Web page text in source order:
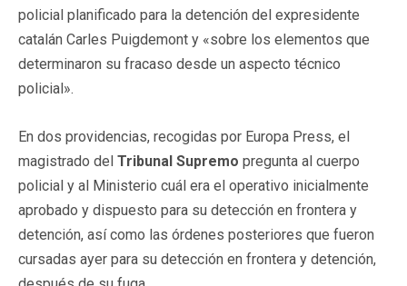
policial planificado para la detención del expresidente
catalán Carles Puigdemont y «sobre los elementos que
determinaron su fracaso desde un aspecto técnico
policial».
En dos providencias, recogidas por Europa Press, el
magistrado del Tribunal Supremo pregunta al cuerpo
policial y al Ministerio cuál era el operativo inicialmente
aprobado y dispuesto para su detección en frontera y
detención, así como las órdenes posteriores que fueron
cursadas ayer para su detección en frontera y detención,